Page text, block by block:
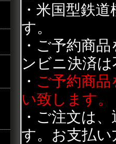
・米国型鉄
す。
・ご予約商
ンビニ決済
・ ご予約商
い致します。
・ご注文は
す。お支払い